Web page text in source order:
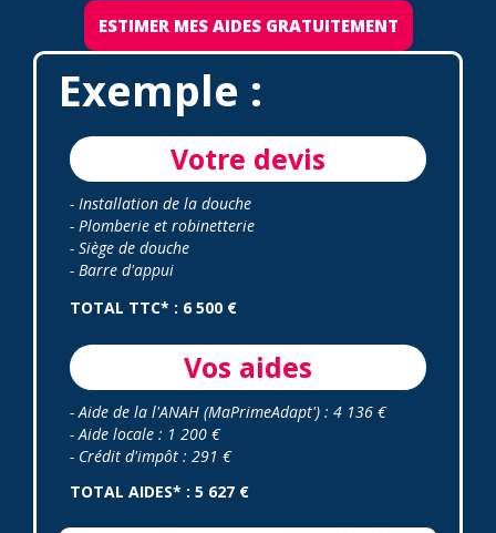
ESTIMER MES AIDES GRATUITEMENT
Exemple :
Votre devis
- Installation de la douche
- Plomberie et robinetterie
- Siège de douche
- Barre d'appui
TOTAL TTC* : 6 500 €
Vos aides
- Aide de la l'ANAH (MaPrimeAdapt') : 4 136 €
- Aide locale : 1 200 €
- Crédit d'impôt : 291 €
TOTAL AIDES* : 5 627 €